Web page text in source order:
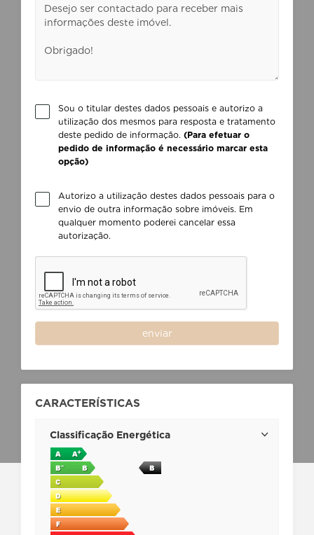
Sou o titular destes dados pessoais e autorizo a
utilização dos mesmos para resposta e tratamento
deste pedido de informação. (Para efetuar o
pedido de informação é necessário marcar esta
opção)
Autorizo a utilização destes dados pessoais para o
envio de outra informação sobre imóveis. Em
qualquer momento poderei cancelar essa
autorização.
enviar
CARACTERÍSTICAS
Classificação Energética